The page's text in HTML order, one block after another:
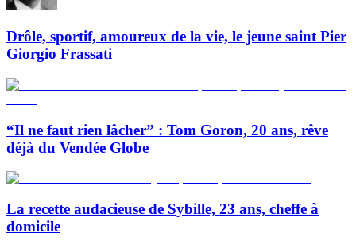
Drôle, sportif, amoureux de la vie, le jeune saint Pier
Giorgio Frassati
“Il ne faut rien lâcher” : Tom Goron, 20 ans, rêve
déjà du Vendée Globe
La recette audacieuse de Sybille, 23 ans, cheffe à
domicile